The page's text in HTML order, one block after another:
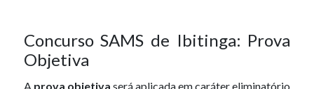
Concurso SAMS de Ibitinga: Prova
Objetiva
A prova objetiva será aplicada em caráter eliminatório